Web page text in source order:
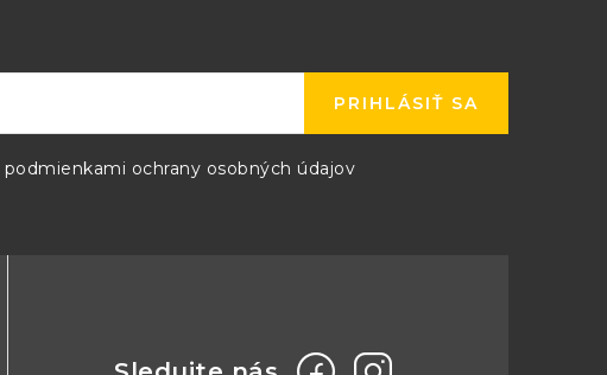
podmienkami ochrany osobných údajov
PRIHLÁSIŤ SA